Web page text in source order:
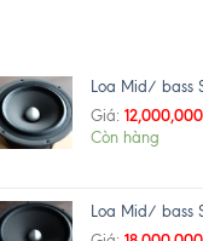
Loa Mid/ bass
Giá: 12,000,000
Còn hàng
Loa Mid/ bass